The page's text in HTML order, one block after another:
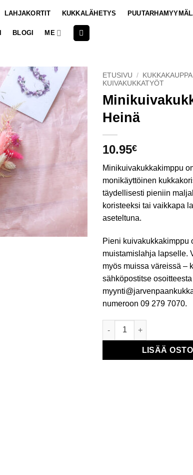
LAHJAKORTIT KUKKALÄHETYS
BLOGI ME
ETUSIVU / KUKKAKAUPPA
KUIVAKUKKATYÖT
Heinä
10.95€
Minikuivakukkakimppu
monikäyttöinen
täydellisesti pieniin
koristeeksi tai vaikkapa
aseteltuna.
Pieni kuivakukkakimppu
muistamislahja lapselle.
myös muissa väreissä –
sähköpostitse osoitteesta
numeroon 09 279 7070.
Minikuivakukkakimppu
LISÄÄ